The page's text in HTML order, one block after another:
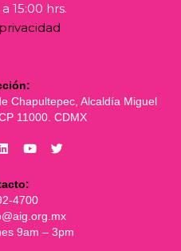
15:00 hrs.
Chapultepec, Alcaldía Miguel
11000. CDMX
4700
9am – 3pm